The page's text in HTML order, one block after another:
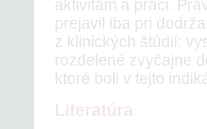
aktivitám a práci.
prejavil iba pri
z klinických štúdií:
rozdelené zvyčajne
ktoré boli v tejto